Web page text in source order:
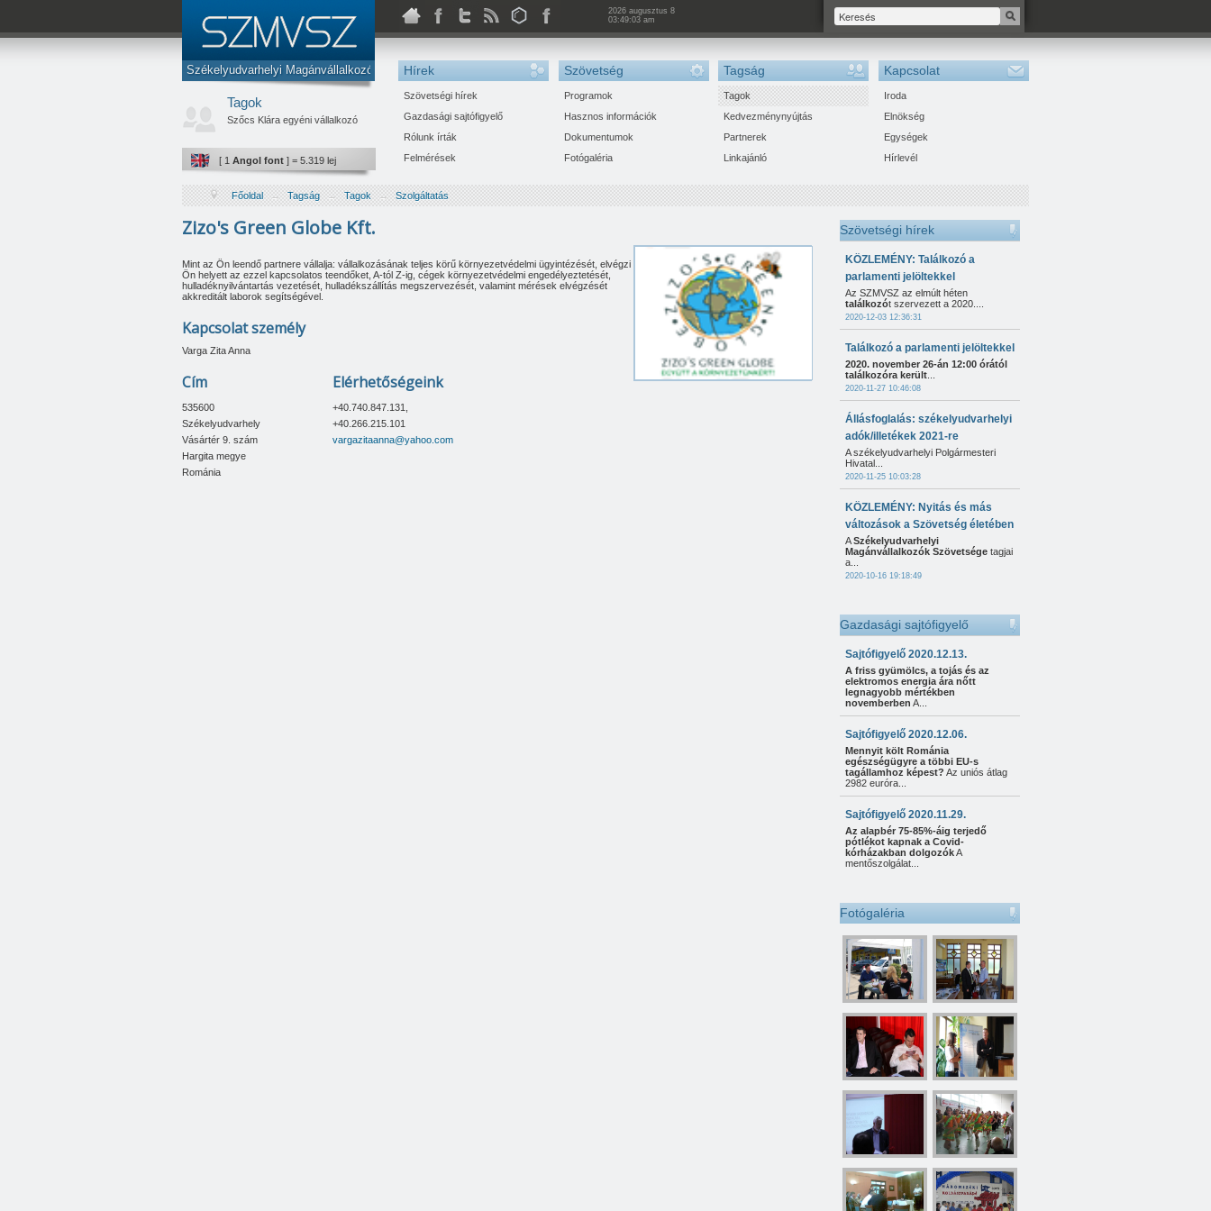
Székelyudvarhelyi Magánvállalkozók
Az Ön érdekképviselete.
[ 1 Angol font ] = 5.319 lej
Tagok
Prodcom Blotar Kft.
Lemncut Solutions Kft.
Szőcs Klára egyéni vállalkozó
Euro K&D Kft.
Agro Pal Chim Kft.
QS Werden Haus Kft.
Coma Szivarvany Kft.
Corvette Kft.
Marcu I. Constantin egyéni vállalkozó
Ambrus D. Levente egyéni vállalkozó
Mihály B. Enikő családi vállalkozó
Ecologis Consulting Kft.
2026 augusztus 8
03:49:04 am
Hírek
Szövetségi hírek
Gazdasági sajtófigyelő
Rólunk írták
Felmérések
Szövetség
Programok
Hasznos információk
Dokumentumok
Fotógaléria
Tagság
Tagok
Kedvezménynyújtás
Partnerek
Linkajánló
Kapcsolat
Iroda
Elnökség
Egységek
Hírlevél
Főoldal → Tagság → Tagok → Szolgáltatás
Zizo's Green Globe Kft.
Mint az Ön leendő partnere vállalja: vállalkozásának teljes körű környezetvédelmi ügyintézését, elvégzi
Ön helyett az ezzel kapcsolatos teendőket, A-tól Z-ig, cégek környezetvédelmi engedélyeztetését,
hulladéknyilvántartás vezetését, hulladékszállítás megszervezését, valamint mérések elvégzését
akkreditált laborok segítségével.
Kapcsolat személy
Varga Zita Anna
Cím
535600
Székelyudvarhely
Vásártér 9. szám
Hargita megye
Románia
Elérhetőségeink
+40.740.847.131,
+40.266.215.101
vargazitaanna@yahoo.com
Szövetségi hírek
KÖZLEMÉNY: Találkozó a
parlamenti jelöltekkel
Az SZMVSZ az elmúlt héten
találkozót szervezett a 2020....
2020-12-03 12:36:31
Találkozó a parlamenti jelöltekkel
2020. november 26-án 12:00 órától
találkozóra került
2020-11-27 10:46:08
Állásfoglalás: székelyudvarhelyi
adók/illetékek 2021-re
A székelyudvarhelyi Polgármesteri
Hivatal...
2020-11-25 10:03:28
KÖZLEMÉNY: Nyitás és más
változások a Szövetség életében
ASzékelyudvarhelyi
Magánvállalkozók Szövetsége tagjai
a...
2020-10-16 19:18:49
Gazdasági sajtófigyelő
Sajtófigyelő 2020.12.13.
A friss gyümölcs, a tojás és az
elektromos energia ára nőtt
legnagyobb mértékben
novemberben A...
Sajtófigyelő 2020.12.06.
Mennyit költ Románia
egészségügyre a többi EU-s
tagállamhoz képest? Az uniós átlag
2982 euróra...
Sajtófigyelő 2020.11.29.
Az alapbér 75-85%-áig terjedő
pótlékot kapnak a Covid-
kórházakban dolgozókA
mentőszolgálat...
Fotógaléria